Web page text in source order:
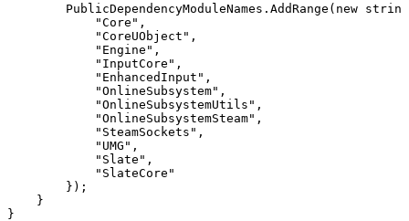
PublicDependencyModuleNames.AddRange(new
            "Core",
            "CoreUObject",
            "Engine",
            "InputCore",
            "EnhancedInput",
            "OnlineSubsystem",
            "OnlineSubsystemUtils",
            "OnlineSubsystemSteam",
            "SteamSockets",
            "UMG",
            "Slate",
            "SlateCore"
        });
    }